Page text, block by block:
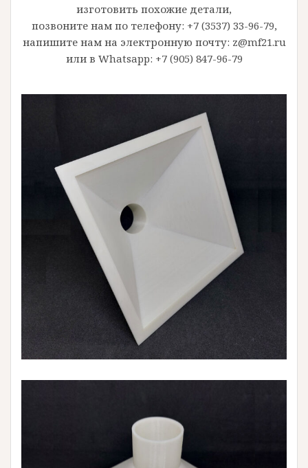
изготовить похожие детали,
позвоните нам по телефону: +7 (3537) 33-96-79,
напишите нам на электронную почту: z@mf21.ru
или в Whatsapp: +7 (905) 847-96-79